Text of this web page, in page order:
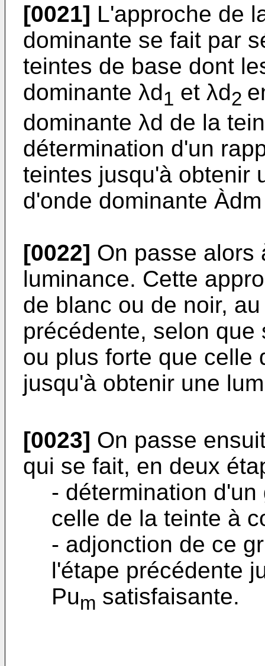
[0021] L'approche de
dominante se fait par
teintes de base dont
dominante λd1 et λd2
dominante λd de la
détermination d'un
teintes jusqu'à obtenir
d'onde dominante
[0022] On passe alors
luminance. Cette
de blanc ou de noir,
précédente, selon
ou plus forte que celle
jusqu'à obtenir une
[0023] On passe
qui se fait, en deux
- détermination
celle de la teinte à
- adjonction de ce
l'étape précédente
Pum satisfaisante.